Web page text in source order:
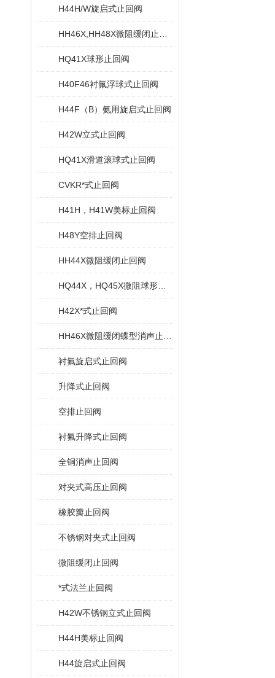
H44H/W旋启式止回阀
HQ41X球形止回阀
H40F46衬氟浮球式止回阀
H44F（B）氨用旋启式止回阀
H42W立式止回阀
HQ41X滑道滚球式止回阀
CVKR*式止回阀
H41H，H41W美标止回阀
H48Y空排止回阀
HH44X微阻缓闭止回阀
H42X*式止回阀
衬氟旋启式止回阀
升降式止回阀
空排止回阀
衬氟升降式止回阀
全铜消声止回阀
对夹式高压止回阀
橡胶瓣止回阀
不锈钢对夹式止回阀
微阻缓闭止回阀
*式法兰止回阀
H42W不锈钢立式止回阀
H44H美标止回阀
H44旋启式止回阀